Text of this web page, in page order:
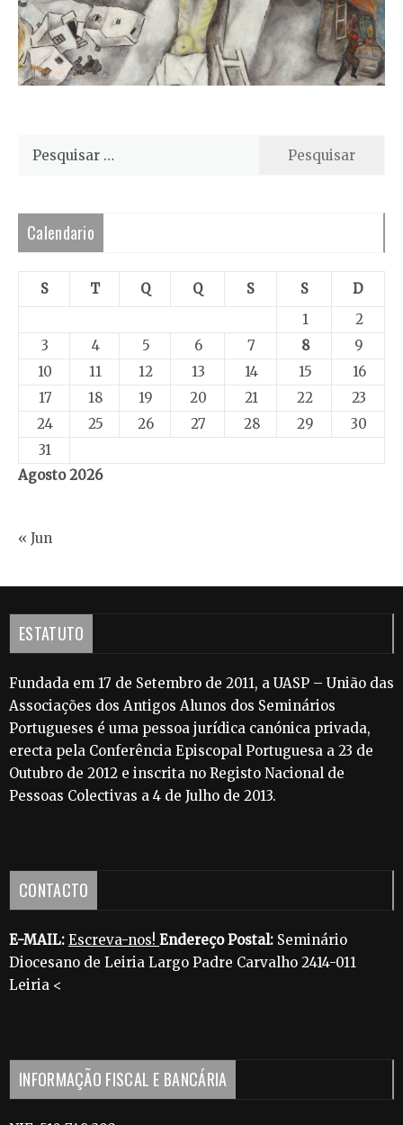
Pesquisar
Calendario
Agosto 2026
S T Q Q S S
D
1
2
3
4 5 6 7 8
9
10
11 12 13 14 15
16
17
18 19 20 21 22
23
24
25 26 27 28 29
30
31
« Jun
ESTATUTO
Fundada em 17 de Setembro de 2011, a UASP – União das
Associações dos Antigos Alunos dos Seminários
Portugueses é uma pessoa jurídica canónica privada,
erecta pela Conferência Episcopal Portuguesa a 23 de
Outubro de 2012 e inscrita no Registo Nacional de
Pessoas Colectivas a 4 de Julho de 2013.
CONTACTO
E-MAIL: Escreva-nos! Endereço Postal: Seminário
Diocesano de Leiria Largo Padre Carvalho 2414-011
Leiria <
INFORMAÇÃO FISCAL E BANCÁRIA